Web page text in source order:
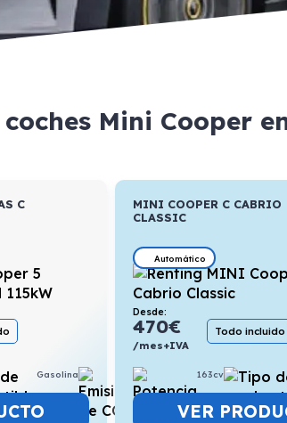
Mini Cooper
C
Gasolina 6,1l/100km
MINI COOPER C CABRIO
CLASSIC
Automático
Desde:
470€
/mes+IVA
Todo incluido
163cv
VER